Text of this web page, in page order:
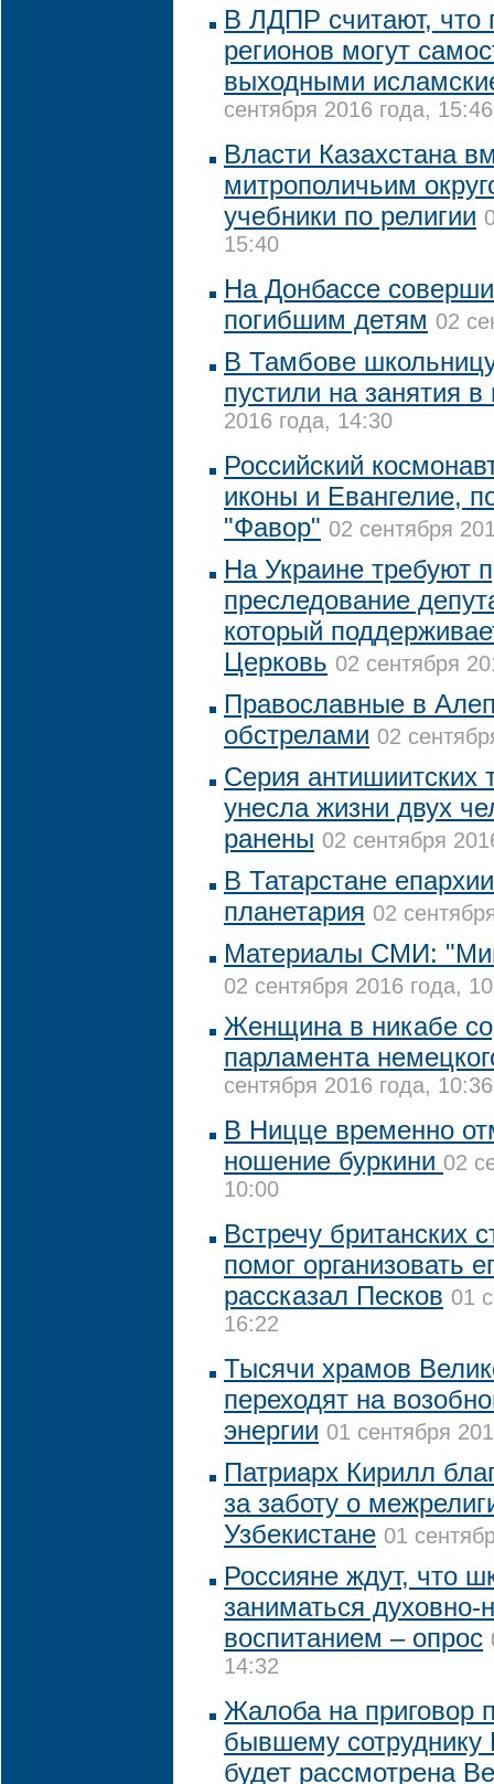
В ЛДПР считают, что
регионов могут
выходными
сентября 2016 года, 15:46
Власти Казахстана
митрополичьим
учебники по религии
15:40
На Донбассе
погибшим детям 02
В Тамбове
пустили на занятия в
2016 года, 14:30
Российский
иконы и Евангелие,
"Фавор" 02 сентября
На Украине требуют
преследование
который
Церковь 02 сентября
Православные в
обстрелами 02
Серия антишиитских
унесла жизни двух
ранены 02 сентября
В Татарстане
планетария 02
Материалы СМИ:
02 сентября 2016 года,
Женщина в никабе
парламента
сентября 2016 года, 10:36
В Ницце временно
ношение буркини 02
10:00
Встречу британских
помог организовать
рассказал Песков 01
16:22
Тысячи храмов
переходят на
энергии 01 сентября
Патриарх Кирилл
за заботу о
Узбекистане 01
Россияне ждут, что
заниматься
воспитанием – опрос
14:32
Жалоба на приговор
бывшему сотруднику
будет рассмотрена